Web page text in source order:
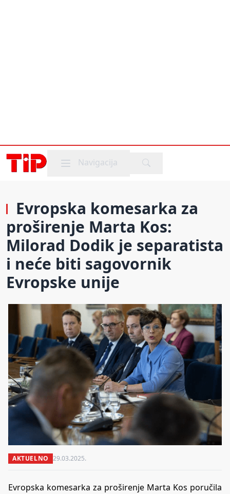
Mobile menu
Navigacija
Evropska komesarka za
proširenje Marta Kos:
Milorad Dodik je separatista
i neće biti sagovornik
Evropske unije
AKTUELNO 29.03.2025.
Evropska komesarka za proširenje Marta Kos poručila